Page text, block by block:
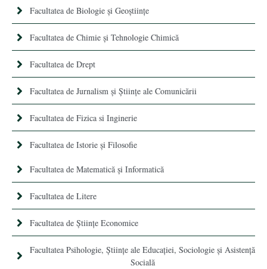
Facultatea de Biologie și Geoștiințe
Facultatea de Chimie şi Tehnologie Chimică
Facultatea de Drept
Facultatea de Jurnalism şi Ştiinţe ale Comunicării
Facultatea de Fizica si Inginerie
Facultatea de Istorie şi Filosofie
Facultatea de Matematică şi Informatică
Facultatea de Litere
Facultatea de Științe Economice
Facultatea Psihologie, Ştiinţe ale Educaţiei, Sociologie și Asistență
Socială